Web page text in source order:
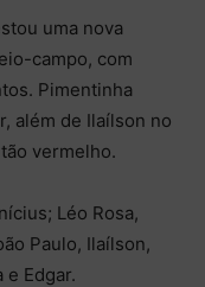
uma nova
campo, com
Pimentinha
além de Ilaílson no
vermelho.
Léo Rosa,
Paulo, Ilaílson,
e Edgar.